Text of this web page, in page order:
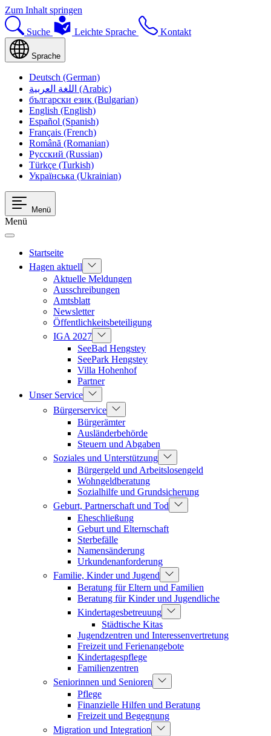
Zum Inhalt springen
Suche Leichte Sprache Kontakt
Sprache
Deutsch (German)
اللغة العربية (Arabic)
български език (Bulgarian)
English (English)
Español (Spanish)
Français (French)
Română (Romanian)
Русский (Russian)
Türkçe (Turkish)
Українська (Ukrainian)
Menü
Menü
Startseite
Hagen aktuell
Aktuelle Meldungen
Ausschreibungen
Amtsblatt
Newsletter
Öffentlichkeitsbeteiligung
IGA 2027
SeeBad Hengstey
SeePark Hengstey
Villa Hohenhof
Partner
Unser Service
Bürgerservice
Bürgerämter
Ausländerbehörde
Steuern und Abgaben
Soziales und Unterstützung
Bürgergeld und Arbeitslosengeld
Wohngeldberatung
Sozialhilfe und Grundsicherung
Geburt, Partnerschaft und Tod
Eheschließung
Geburt und Elternschaft
Sterbefälle
Namensänderung
Urkundenanforderung
Familie, Kinder und Jugend
Beratung für Eltern und Familien
Beratung für Kinder und Jugendliche
Kindertagesbetreuung
Städtische Kitas
Jugendzentren und Interessenvertretung
Freizeit und Ferienangebote
Kindertagespflege
Familienzentren
Seniorinnen und Senioren
Pflege
Finanzielle Hilfen und Beratung
Freizeit und Begegnung
Migration und Integration